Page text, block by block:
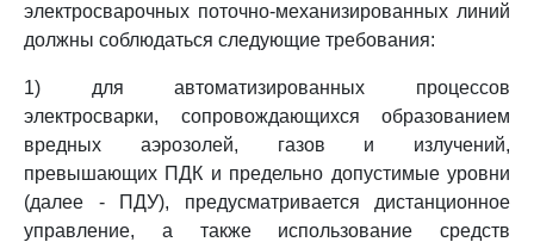
электросварочных поточно-механизированных линий
должны соблюдаться следующие требования:
1) для автоматизированных процессов
электросварки, сопровождающихся образованием
вредных аэрозолей, газов и излучений,
превышающих ПДК и предельно допустимые уровни
(далее - ПДУ), предусматривается дистанционное
управление, а также использование средств